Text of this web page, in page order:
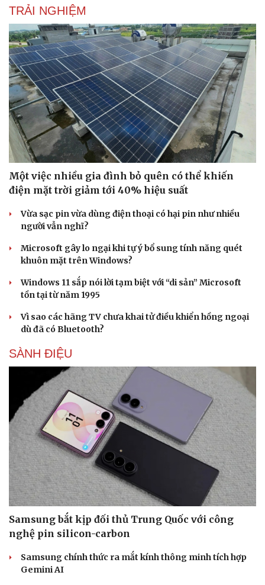
Doanh nghiệp
Thông tin doanh nghiệp
Doanh nghiệp 24h
Doanh nhân
Vì cộng đồng
Công nghệ
Sành điệu
Tin Công nghệ
Trải nghiệm
Chuyển đổi số
TRẢI NGHIỆM
Một việc nhiều gia đình bỏ quên có thể khiến
điện mặt trời giảm tới 40% hiệu suất
Vừa sạc pin vừa dùng điện thoại có hại pin như nhiều
người vẫn nghĩ?
Microsoft gây lo ngại khi tự ý bổ sung tính năng quét
khuôn mặt trên Windows?
Windows 11 sắp nói lời tạm biệt với “di sản” Microsoft
tồn tại từ năm 1995
Vì sao các hãng TV chưa khai tử điều khiển hồng ngoại
dù đã có Bluetooth?
SÀNH ĐIỆU
Samsung bắt kịp đối thủ Trung Quốc với công
nghệ pin silicon-carbon
Samsung chính thức ra mắt kính thông minh tích hợp
Gemini AI